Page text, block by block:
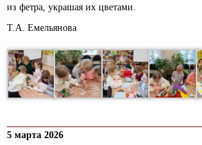
из фетра, украшая их цветами.
Т.А. Емельянова
5 марта 2026